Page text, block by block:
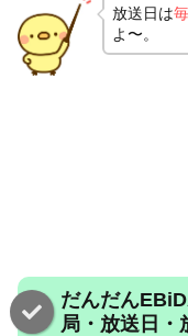
放送日は
よ〜。
だんだん
局・放送日・